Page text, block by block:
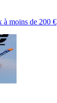
à moins de 200 €